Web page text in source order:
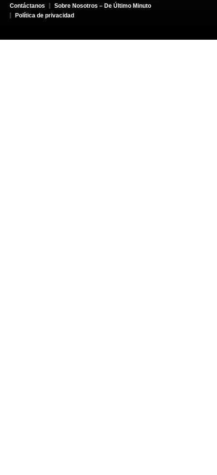
Contáctanos
Sobre Nosotros – De Último Minuto
Política de privacidad